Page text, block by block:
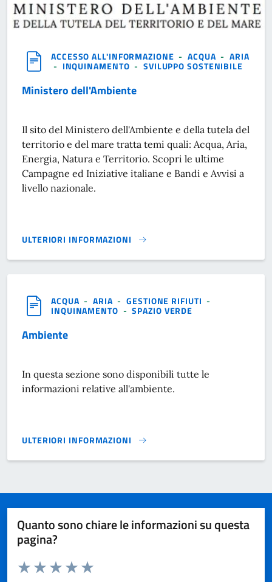
ACCESSO ALL'INFORMAZIONE -ACQUA -ARIA
- INQUINAMENTO - SVILUPPO SOSTENIBILE
Ministero dell'Ambiente
Il sito del Ministero dell'Ambiente e della tutela del
territorio e del mare tratta temi quali: Acqua, Aria,
Energia, Natura e Territorio. Scopri le ultime
Campagne ed Iniziative italiane e Bandi e Avvisi a
livello nazionale.
ULTERIORI INFORMAZIONI
MINISTERO DELL'AMBIENTE}
ACQUA -ARIA -GESTIONE RIFIUTI -
INQUINAMENTO -SPAZIO VERDE
Ambiente
In questa sezione sono disponibili tutte le
informazioni relative all'ambiente.
ULTERIORI INFORMAZIONI
AMBIENTE}
Quanto sono chiare le informazioni su questa
pagina?
Domanda
Valuta da 1 a 5 stelle la pagina